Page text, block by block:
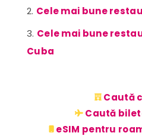
Cele mai bune
Cele mai bune
Cuba
Caută
Caută
eSIM pentru